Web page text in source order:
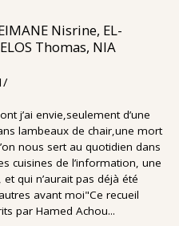
Nisrine, EL-
Thomas, NIA
07‏/11‏/2025
j’ai envie,seulement d’une
lambeaux de chair,une mort
nous sert au quotidien dans
cuisines de l’information, une
qui n’aurait pas déjà été
avant moi"Ce recueil
par Hamed Achou...